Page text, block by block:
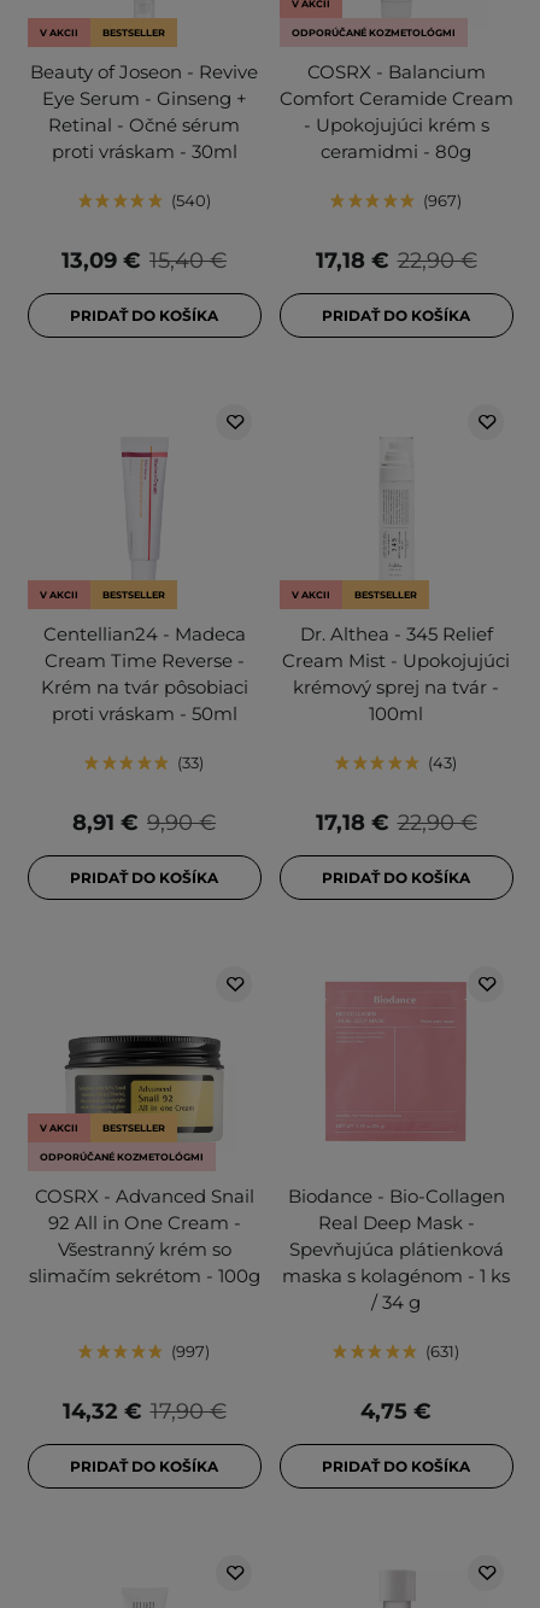
V AKCII BESTSELLER
Beauty of Joseon - Revive
Eye Serum - Ginseng +
Retinal - Očné sérum
proti vráskam - 30ml
540
15,40 €
13,09 €
PRIDAŤ DO KOŠÍKA
V AKCII
ODPORÚČANÉ KOZMETOLÓGMI
COSRX - Balancium
Comfort Ceramide Cream
- Upokojujúci krém s
ceramidmi - 80g
967
22,90 €
17,18 €
PRIDAŤ DO KOŠÍKA
V AKCII BESTSELLER
Centellian24 - Madeca
Cream Time Reverse -
Krém na tvár pôsobiaci
proti vráskam - 50ml
33
9,90 €
8,91 €
PRIDAŤ DO KOŠÍKA
V AKCII BESTSELLER
Dr. Althea - 345 Relief
Cream Mist - Upokojujúci
krémový sprej na tvár -
100ml
43
22,90 €
17,18 €
PRIDAŤ DO KOŠÍKA
V AKCII BESTSELLER
ODPORÚČANÉ KOZMETOLÓGMI
COSRX - Advanced Snail
92 All in One Cream -
Všestranný krém so
slimačím sekrétom - 100g
997
17,90 €
14,32 €
PRIDAŤ DO KOŠÍKA
Biodance - Bio-Collagen
Real Deep Mask -
Spevňujúca plátienková
maska s kolagénom - 1 ks
/ 34 g
631
4,75 €
PRIDAŤ DO KOŠÍKA